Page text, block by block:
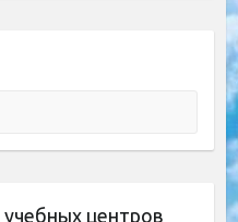
центров